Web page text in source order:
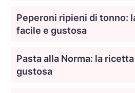
Peperoni ripieni di tonno:
facile e gustosa
Pasta alla Norma: la
gustosa